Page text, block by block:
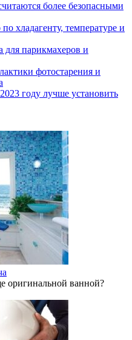
более безопасными
хладагенту, температуре и
для парикмахеров и
фотостарения и
году лучше установить
оригинальной ванной?